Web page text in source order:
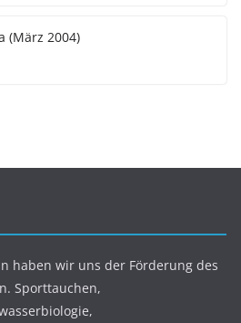
(März 2004)
haben wir uns der Förderung des
Sporttauchen,